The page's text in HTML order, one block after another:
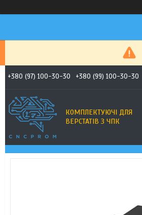
+380 (97) 100-30-30 +380 (99) 100-30-30
КОМПЛЕКТУЮЧІ ДЛЯ
ВЕРСТАТІВ З ЧПК